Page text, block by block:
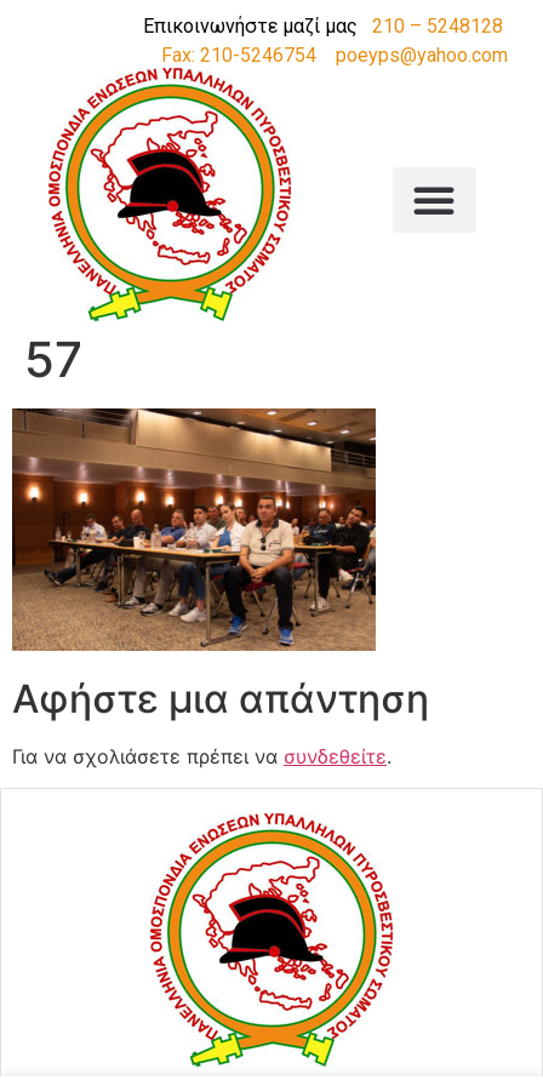
Επικοινωνήστε μαζί μας 210 – 5248128
Fax: 210-5246754
poeyps@yahoo.com
57
Αφήστε μια απάντηση
Για να σχολιάσετε πρέπει να συνδεθείτε.